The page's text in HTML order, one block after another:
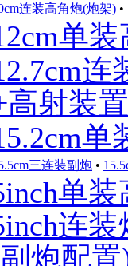
连装高角炮(炮架) •
单
连
高射装置
单
三连装副炮 •
单
连装
炮配